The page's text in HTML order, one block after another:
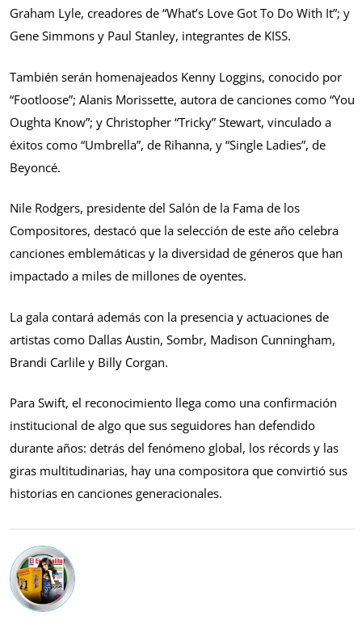
Graham Lyle, creadores de “What’s Love Got To Do With It”; y
Gene Simmons y Paul Stanley, integrantes de KISS.
También serán homenajeados Kenny Loggins, conocido por
“Footloose”; Alanis Morissette, autora de canciones como “You
Oughta Know”; y Christopher “Tricky” Stewart, vinculado a
éxitos como “Umbrella”, de Rihanna, y “Single Ladies”, de
Beyoncé.
Nile Rodgers, presidente del Salón de la Fama de los
Compositores, destacó que la selección de este año celebra
canciones emblemáticas y la diversidad de géneros que han
impactado a miles de millones de oyentes.
La gala contará además con la presencia y actuaciones de
artistas como Dallas Austin, Sombr, Madison Cunningham,
Brandi Carlile y Billy Corgan.
Para Swift, el reconocimiento llega como una confirmación
institucional de algo que sus seguidores han defendido
durante años: detrás del fenómeno global, los récords y las
giras multitudinarias, hay una compositora que convirtió sus
historias en canciones generacionales.